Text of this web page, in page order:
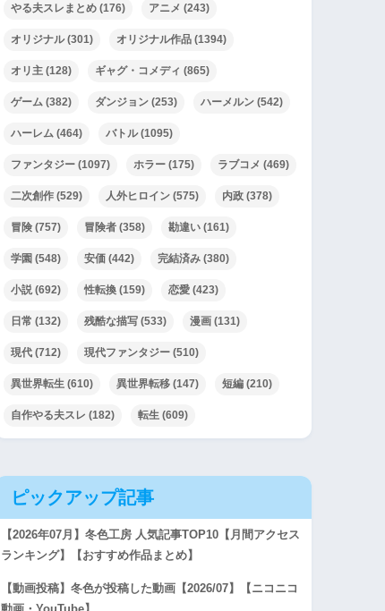
やる夫スレまとめ (176) アニメ (243)
オリジナル(301) オリジナル作品 (1394)
オリ主 (128) ギャグ・コメディ (865)
ゲーム (382) ダンジョン (253) ハーメルン (542)
ハーレム (464) バトル(1095)
ファンタジー (1097) ホラー (175) ラブコメ (469)
二次創作 (529) 人外ヒロイン (575) 内政 (378)
冒険 (757) 冒険者 (358) 勘違い (161)
学園 (548) 安価 (442) 完結済み (380)
小説(692) 性転換 (159) 恋愛 (423)
日常 (132) 残酷な描写 (533) 漫画 (131)
現代 (712) 現代ファンタジー (510)
異世界転生 (610) 異世界転移 (147) 短編 (210)
自作やる夫スレ (182) 転生 (609)
ピックアップ記事
【2026年07月】冬色工房 人気記事TOP10【月間アクセス
ランキング】【おすすめ作品まとめ】
【動画投稿】冬色が投稿した動画【2026/07】【ニコニコ